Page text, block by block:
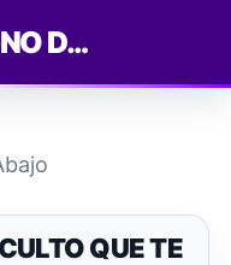
SEGÚN TU SIGNO DEL ZODIACO
QUE TE